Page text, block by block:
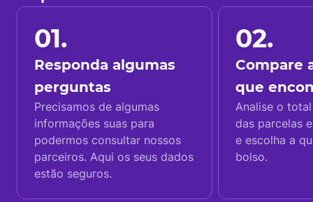
01.
Responda algumas
perguntas
Precisamos de algumas
informações suas para
podermos consultar nossos
parceiros. Aqui os seus dados
estão seguros.
02.
Compare
que
Analise o
das parcelas
e escolha a
bolso.